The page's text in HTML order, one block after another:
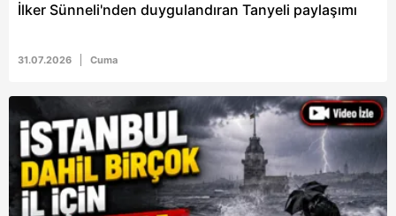
İlker Sünneli'nden duygulandıran Tanyeli paylaşımı
31.07.2026 Cuma